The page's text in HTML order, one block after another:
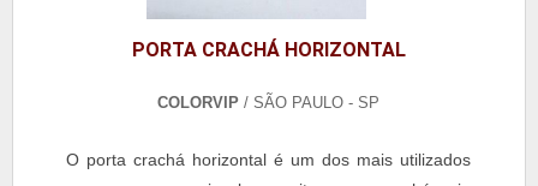
PORTA CRACHÁ HORIZONTAL
COLORVIP / SÃO PAULO - SP
O porta crachá horizontal é um dos mais utilizados